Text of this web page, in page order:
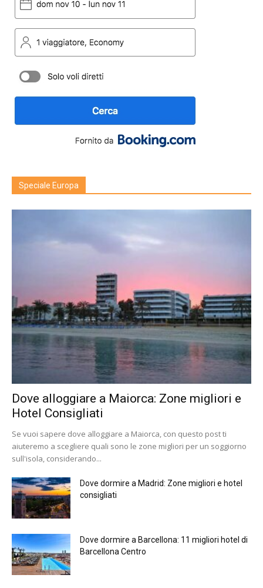
Speciale Europa
Dove alloggiare a Maiorca: Zone migliori e
Hotel Consigliati
Se vuoi sapere dove alloggiare a Maiorca, con questo post ti
aiuteremo a scegliere quali sono le zone migliori per un soggiorno
sull'isola, considerando...
Dove dormire a Madrid: Zone migliori e hotel
consigliati
Dove dormire a Barcellona: 11 migliori hotel di
Barcellona Centro